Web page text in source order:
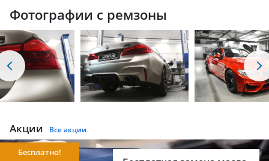
Фотографии с ремзоны
Акции Все акции
Бесплатно!